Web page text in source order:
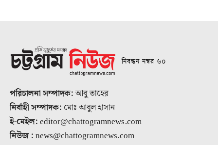
নিবন্ধন নম্বর ৬০
পরিচালনা সম্পাদক:আবু তাহের
নির্বাহী সম্পাদক: মোঃ আবুল হাসান
ই-মেইল:editor@chattogramnews.com
নিউজ :news@chattogramnews.com